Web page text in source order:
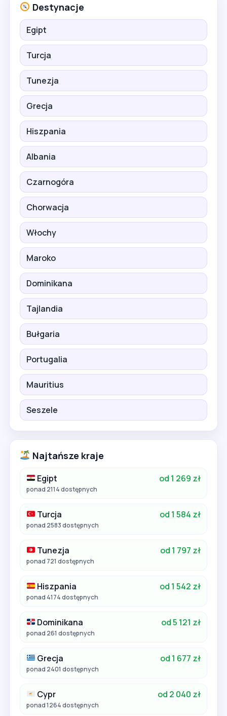
Destynacje
Egipt
Turcja
Tunezja
Grecja
Hiszpania
Albania
Czarnogóra
Chorwacja
Włochy
Maroko
Dominikana
Tajlandia
Bułgaria
Portugalia
Mauritius
Seszele
Najtańsze kraje
Egipt od 1 269 zł
ponad 2114 dostępnych
Turcja od 1 584 zł
ponad 2583 dostępnych
Tunezja od 1 797 zł
ponad 721 dostępnych
Hiszpania od 1 542 zł
ponad 4174 dostępnych
Dominikana od 5 121 zł
ponad 261 dostępnych
Grecja od 1 677 zł
ponad 2401 dostępnych
Cypr od 2 040 zł
ponad 1264 dostępnych